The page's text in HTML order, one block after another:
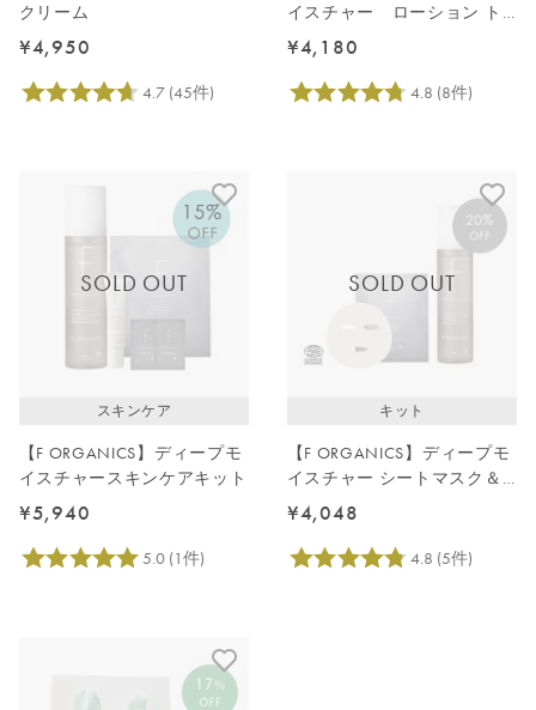
クリーム
¥4,950
イスチャー ローション ト
ワルドジュイ限定パッケージ
¥4,180
SOLD OUT
スキンケア
【F ORGANICS】ディープモ
イスチャースキンケアキット
¥5,940
SOLD OUT
キット
【F ORGANICS】ディープモ
イスチャー シートマスク＆
ローション
¥4,048